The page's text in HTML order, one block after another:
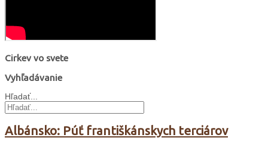
Cirkev vo svete
Vyhľadávanie
Hľadať...
Albánsko: Púť františkánskych terciárov